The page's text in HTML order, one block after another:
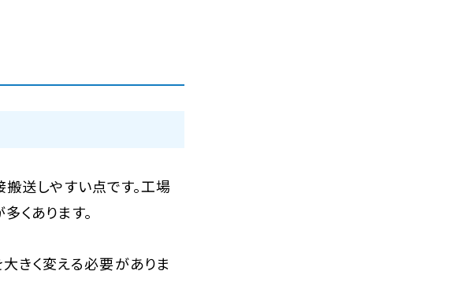
送しやすい点です。工場
くあります。
きく変える必要がありま